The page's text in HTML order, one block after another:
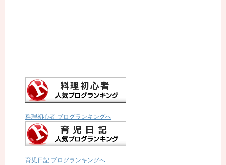
料理初心者 ブログランキングへ
育児日記 ブログランキングへ